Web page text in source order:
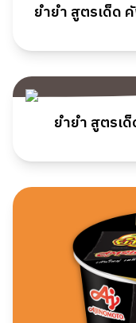
ยำยำ สูตรเด็ด
ยำยำ สูตรเ